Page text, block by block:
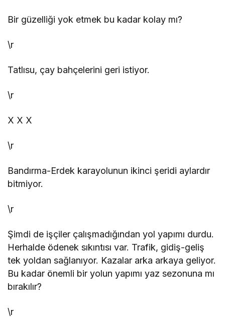
Bir güzelliği yok etmek bu kadar kolay mı?
\r
Tatlısu, çay bahçelerini geri istiyor.
\r
X X X
\r
Bandırma-Erdek karayolunun ikinci şeridi aylardır
bitmiyor.
\r
Şimdi de işçiler çalışmadığından yol yapımı durdu.
Herhalde ödenek sıkıntısı var. Trafik, gidiş-geliş
tek yoldan sağlanıyor. Kazalar arka arkaya geliyor.
Bu kadar önemli bir yolun yapımı yaz sezonuna mı
bırakılır?
\r